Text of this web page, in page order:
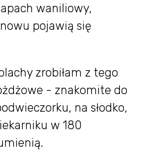
waniliowy,
pojawią się
zrobiłam z tego
- znakomite do
na słodko,
w 180